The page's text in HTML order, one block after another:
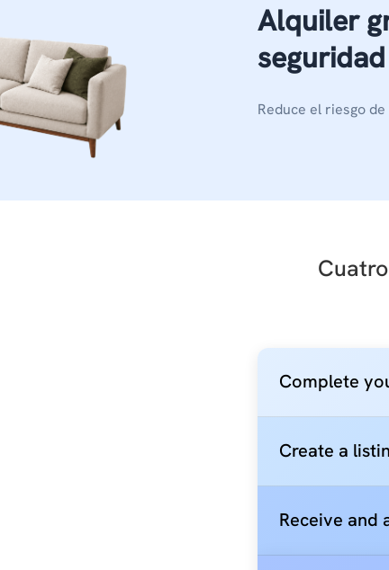
Alquiler
seguridad
Reduce el riesgo
Complete
Create a
Receive and